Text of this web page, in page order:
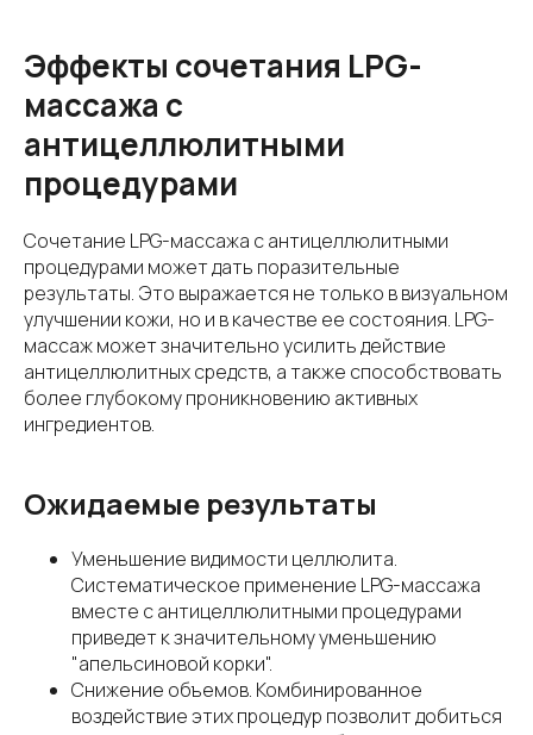
Эффекты сочетания LPG-
массажа с
антицеллюлитными
процедурами
Сочетание LPG-массажа с антицеллюлитными
процедурами может дать поразительные
результаты. Это выражается не только в визуальном
улучшении кожи, но и в качестве ее состояния. LPG-
массаж может значительно усилить действие
антицеллюлитных средств, а также способствовать
более глубокому проникновению активных
ингредиентов.
Ожидаемые результаты
Уменьшение видимости целлюлита.
Систематическое применение LPG-массажа
вместе с антицеллюлитными процедурами
приведет к значительному уменьшению
"апельсиновой корки".
Снижение объемов. Комбинированное
воздействие этих процедур позволит добиться